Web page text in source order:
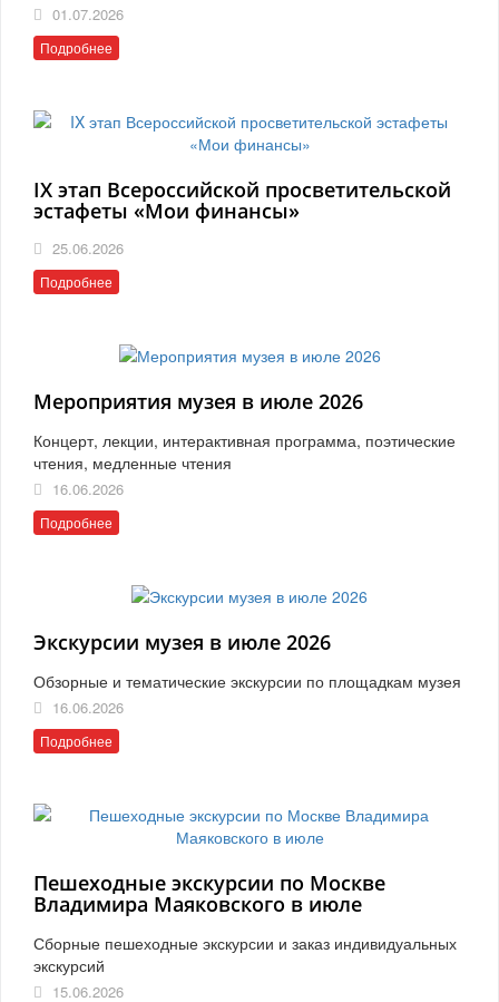
01.07.2026
Подробнее
IX этап Всероссийской просветительской
эстафеты «Мои финансы»
25.06.2026
Подробнее
Мероприятия музея в июле 2026
Концерт, лекции, интерактивная программа, поэтические
чтения, медленные чтения
16.06.2026
Подробнее
Экскурсии музея в июле 2026
Обзорные и тематические экскурсии по площадкам музея
16.06.2026
Подробнее
Пешеходные экскурсии по Москве
Владимира Маяковского в июле
Сборные пешеходные экскурсии и заказ индивидуальных
экскурсий
15.06.2026